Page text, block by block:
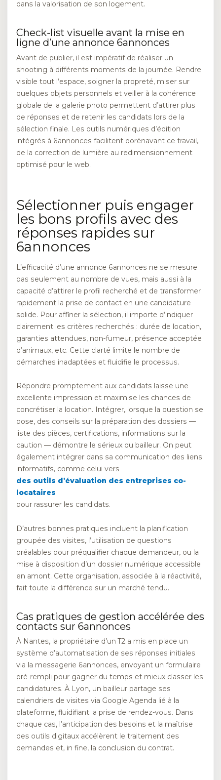
dans la valorisation de son logement.
Check-list visuelle avant la mise en
ligne d’une annonce 6annonces
Avant de publier, il est impératif de réaliser un
shooting à différents moments de la journée. Rendre
visible tout l’espace, soigner la propreté, miser sur
quelques objets personnels et veiller à la cohérence
globale de la galerie photo permettent d’attirer plus
de réponses et de retenir les candidats lors de la
sélection finale. Les outils numériques d’édition
intégrés à 6annonces facilitent dorénavant ce travail,
de la correction de lumière au redimensionnement
optimisé pour le web.
Sélectionner puis engager
les bons profils avec des
réponses rapides sur
6annonces
L’efficacité d’une annonce 6annonces ne se mesure
pas seulement au nombre de vues, mais aussi à la
capacité d’attirer le profil recherché et de transformer
rapidement la prise de contact en une candidature
solide. Pour affiner la sélection, il importe d’indiquer
clairement les critères recherchés : durée de location,
garanties attendues, non-fumeur, présence acceptée
d’animaux, etc. Cette clarté limite le nombre de
démarches inadaptées et fluidifie le processus.
Répondre promptement aux candidats laisse une
excellente impression et maximise les chances de
concrétiser la location. Intégrer, lorsque la question se
pose, des conseils sur la préparation des dossiers —
liste des pièces, certifications, informations sur la
caution — démontre le sérieux du bailleur. On peut
également intégrer dans sa communication des liens
informatifs, comme celui vers
des outils d’évaluation des entreprises co-
locataires
pour rassurer les candidats.
D’autres bonnes pratiques incluent la planification
groupée des visites, l’utilisation de questions
préalables pour préqualifier chaque demandeur, ou la
mise à disposition d’un dossier numérique accessible
en amont. Cette organisation, associée à la réactivité,
fait toute la différence sur un marché tendu.
Cas pratiques de gestion accélérée des
contacts sur 6annonces
À Nantes, la propriétaire d’un T2 a mis en place un
système d’automatisation de ses réponses initiales
via la messagerie 6annonces, envoyant un formulaire
pré-rempli pour gagner du temps et mieux classer les
candidatures. À Lyon, un bailleur partage ses
calendriers de visites via Google Agenda lié à la
plateforme, fluidifiant la prise de rendez-vous. Dans
chaque cas, l’anticipation des besoins et la maîtrise
des outils digitaux accélèrent le traitement des
demandes et, in fine, la conclusion du contrat.